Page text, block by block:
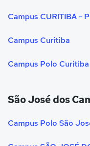
Campus CURITIBA -
Campus Curitiba
Campus Polo Curitiba
São José dos
Campus Polo São